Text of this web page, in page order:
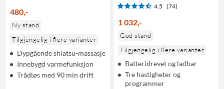
480,-
Ny stand
Tilgjengelig i flere varianter
Dypgående shiatsu-massasje
Innebygd varmefunksjon
Trådløs med 90 min drift
4.5 (74)
1 032,-
God stand
Tilgjengelig i flere varianter
Batteridrevet og ladbar
Tre hastigheter og
programmer